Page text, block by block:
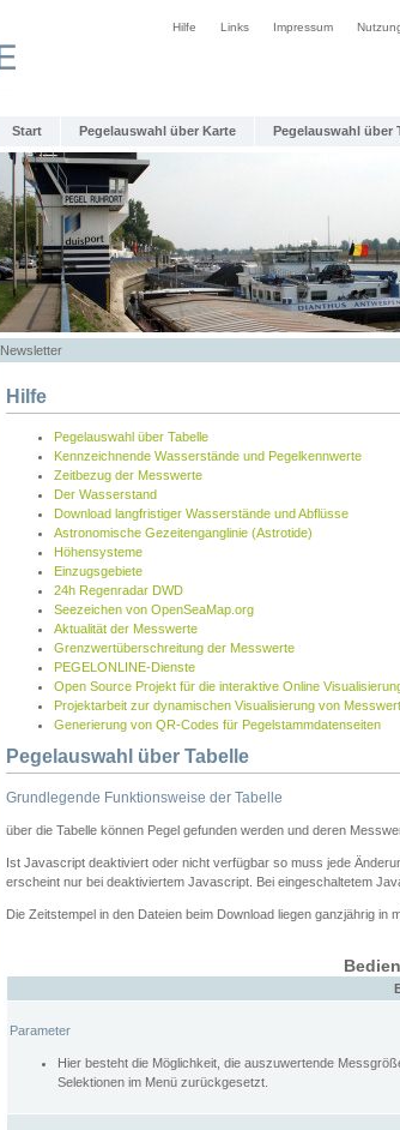
Hilfe Links Impressum
Start Pegelauswahl über Karte Pegelauswahl über
Newsletter
Hilfe
Pegelauswahl über Tabelle
Kennzeichnende Wasserstände und Pegelkennwerte
Zeitbezug der Messwerte
Der Wasserstand
Download langfristiger Wasserstände und Abflüsse
Astronomische Gezeitenganglinie (Astrotide)
Höhensysteme
Einzugsgebiete
24h Regenradar DWD
Seezeichen von OpenSeaMap.org
Aktualität der Messwerte
Grenzwertüberschreitung der Messwerte
PEGELONLINE-Dienste
Open Source Projekt für die interaktive Online
Projektarbeit zur dynamischen Visualisierung von
Generierung von QR-Codes für Pegelstammdatenseiten
Pegelauswahl über Tabelle
Grundlegende Funktionsweise der Tabelle
über die Tabelle können Pegel gefunden werden und deren
Ist Javascript deaktiviert oder nicht verfügbar so muss jede
erscheint nur bei deaktiviertem Javascript. Bei eingeschaltetem
Die Zeitstempel in den Dateien beim Download liegen ganzjährig in
Parameter
Hier besteht die Möglichkeit, die auszuwertende
Selektionen im Menü zurückgesetzt.